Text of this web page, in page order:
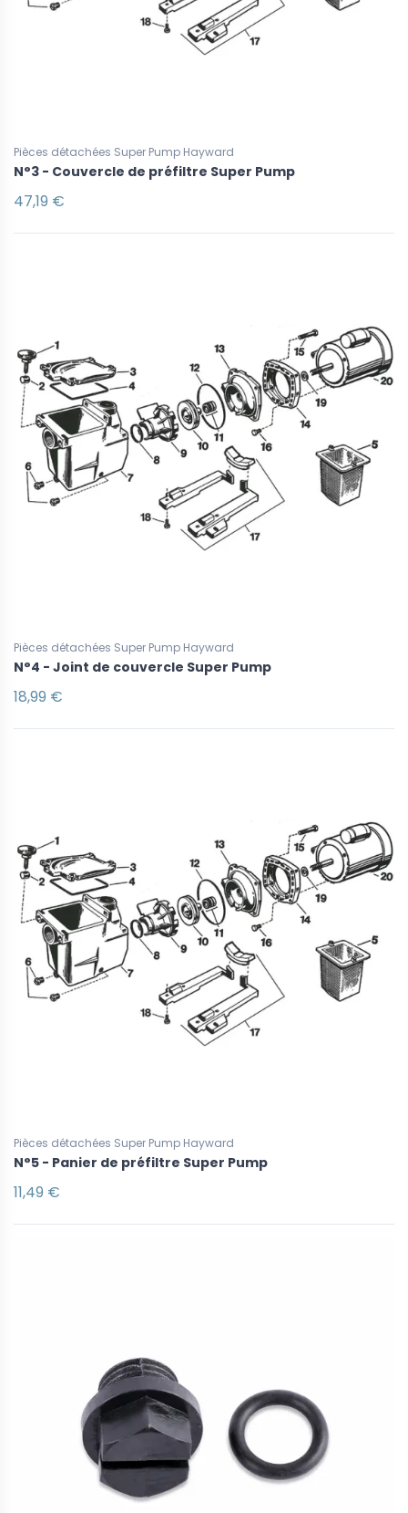
Pièces détachées Super Pump Hayward
N°3 - Couvercle de préfiltre Super Pump
47,19 €
Pièces détachées Super Pump Hayward
N°4 - Joint de couvercle Super Pump
18,99 €
Pièces détachées Super Pump Hayward
N°5 - Panier de préfiltre Super Pump
11,49 €